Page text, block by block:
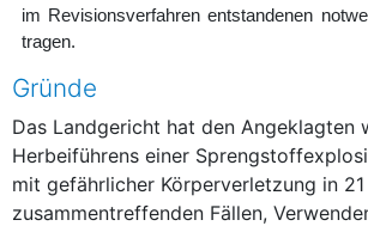
im Revisionsverfahren entstandenen
tragen.
Gründe
Das Landgericht hat den Angeklagten
Herbeiführens einer
mit gefährlicher Körperverletzung in
zusammentreffenden Fällen,